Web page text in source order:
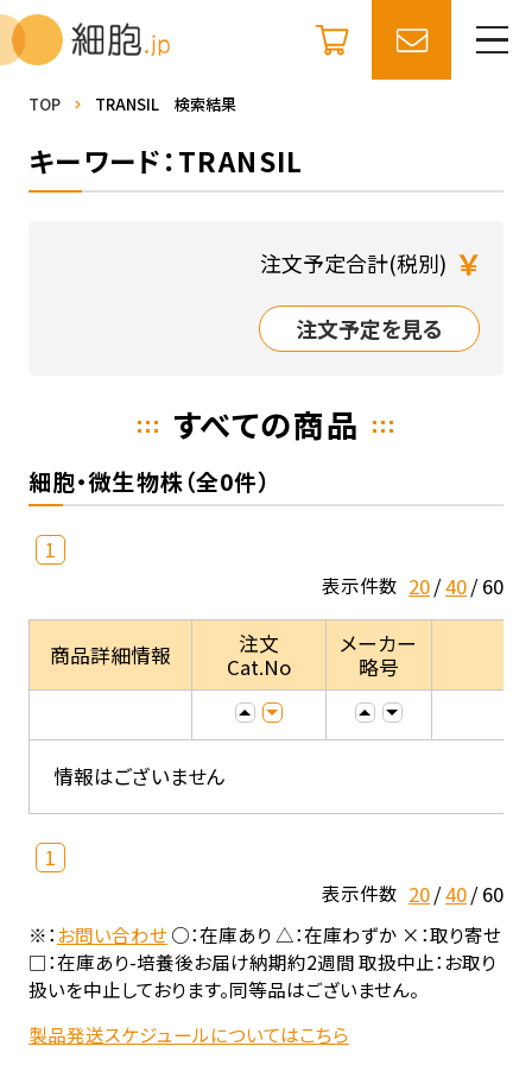
TOP TRANSIL 検索結果
キーワード：TRANSIL
注文予定合計(税別) ￥
注文予定を見る
すべての商品
細胞・微生物株（全0件）
1
表示件数 20 40 60
商品詳細情報
注文
Cat.No
メーカー
略号
情報はございません
1
表示件数 20 40 60
※：お問い合わせ○：在庫あり △：在庫わずか ×：取り寄せ
□：在庫あり-培養後お届け納期約2週間 取扱中止：お取り
扱いを中止しております。同等品はございません。
製品発送スケジュールについてはこちら